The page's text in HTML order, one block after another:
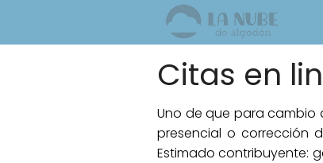
Citas en
Uno de que para cambio
presencial o corrección
Estimado contribuyente: